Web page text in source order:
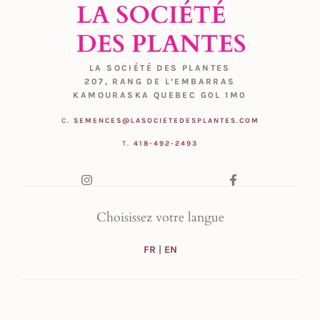
LA SOCIÉTÉ DES PLANTES
207, RANG DE L’EMBARRAS
KAMOURASKA QUEBEC G0L 1M0
C. SEMENCES@LASOCIETEDESPLANTES.COM
T. 418-492-2493
Choisissez votre langue
FR | EN